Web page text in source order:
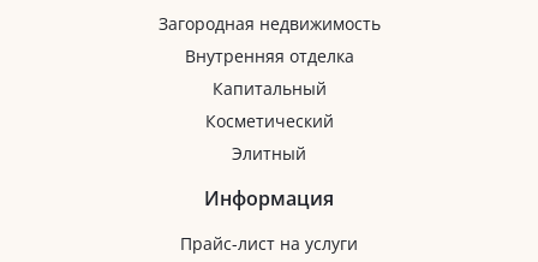
Загородная недвижимость
Внутренняя отделка
Капитальный
Косметический
Элитный
Информация
Прайс-лист на услуги